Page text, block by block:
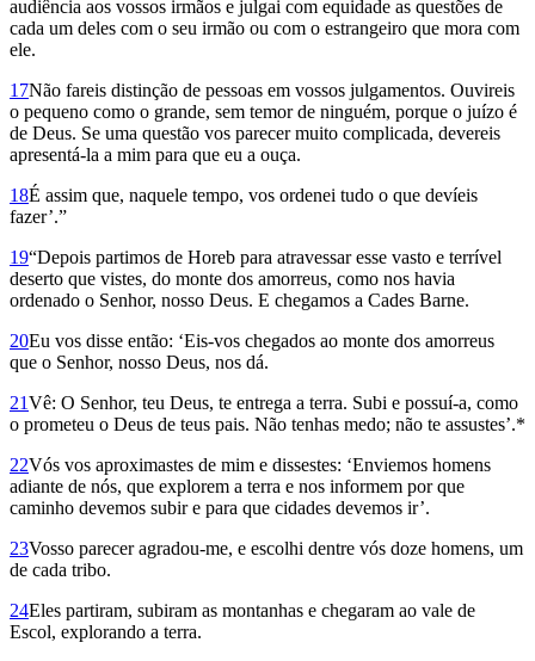
audiência aos vossos irmãos e julgai com equidade as questões de
cada um deles com o seu irmão ou com o estrangeiro que mora com
ele.
17Não fareis distinção de pessoas em vossos julgamentos. Ouvireis
o pequeno como o grande, sem temor de ninguém, porque o juízo é
de Deus. Se uma questão vos parecer muito complicada, devereis
apresentá-la a mim para que eu a ouça.
18É assim que, naquele tem­po, vos ordenei tudo o que devíeis
fazer’.”
19“Depois partimos de Horeb para atravessar esse vasto e terrível
deserto que vistes, do monte dos amorreus, como nos havia
ordenado o Senhor, nosso Deus. E chegamos a Cades Barne.
20Eu vos disse então: ‘Eis-vos chegados ao monte dos amorreus
que o Senhor, nosso Deus, nos dá.
21Vê: O Senhor, teu Deus, te entrega a terra. Subi e possuí-a, como
o prometeu o Deus de teus pais. Não tenhas medo; não te assustes’.*
22Vós vos aproximastes de mim e dissestes: ‘Enviemos homens
adiante de nós, que explorem a terra e nos informem por que
caminho devemos subir e para que cidades devemos ir’.
23Vosso parecer agradou-me, e escolhi dentre vós doze homens, um
de cada tribo.
24Eles partiram, subiram as montanhas e chegaram ao vale de
Escol, explorando a terra.